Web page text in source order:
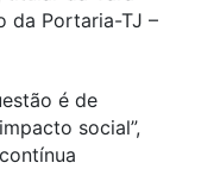
da Portaria-TJ –
é de
social”,